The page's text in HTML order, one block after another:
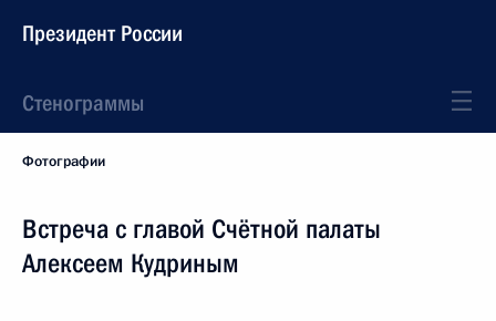
Президент России
Стенограммы
Фотографии
Встреча с главой Счётной палаты
Алексеем Кудриным